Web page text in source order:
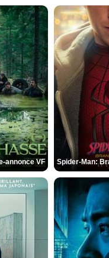
annonce VF